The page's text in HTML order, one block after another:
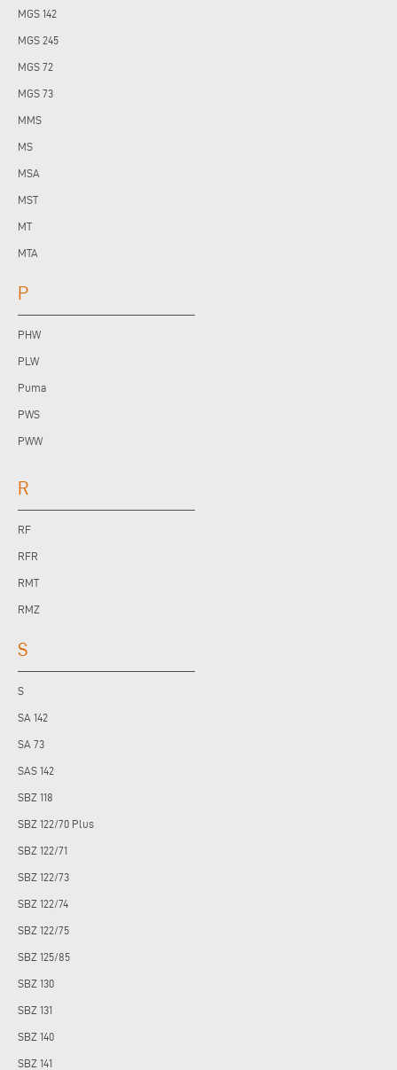
MGS 142
MGS 245
MGS 72
MGS 73
MMS
MS
MSA
MST
MT
MTA
P
PHW
PLW
Puma
PWS
PWW
R
RF
RFR
RMT
RMZ
S
S
SA 142
SA 73
SAS 142
SBZ 118
SBZ 122/70 Plus
SBZ 122/71
SBZ 122/73
SBZ 122/74
SBZ 122/75
SBZ 125/85
SBZ 130
SBZ 131
SBZ 140
SBZ 141